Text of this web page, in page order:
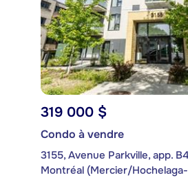
319 000 $
Condo à vendre
3155, Avenue Parkville, app.
Montréal (Mercier/